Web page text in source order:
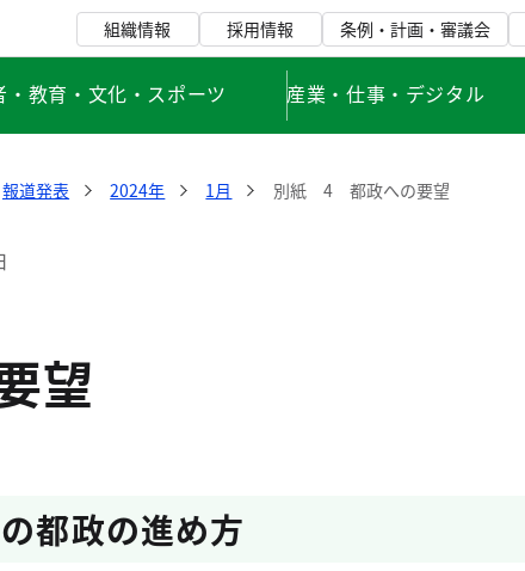
組織情報 採用情報 条例・計画・審議会
・教育・文化・スポーツ 産業・仕事・デジタル
報道発表 2024年 1月 別紙 4 都政への要望
望
都政の進め方